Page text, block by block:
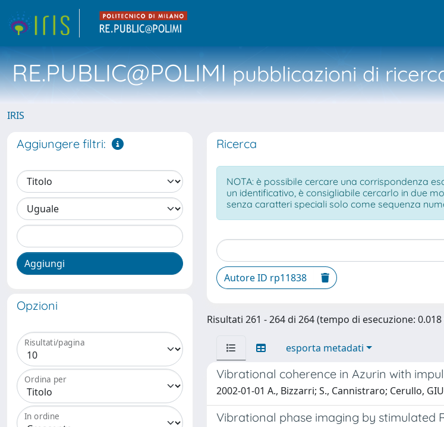
RE.PUBLIC@POLIMIpubblicazioni di
IRIS
Ricerca
NOTA: è possibile cercare una corrispondenza
un identificativo, è consigliabile cercarlo in due
senza caratteri speciali solo come sequenza
Autore ID rp11838
Risultati 261 - 264 di 264 (tempo di esecuzione:
esporta metadati
Vibrational coherence in Azurin with
2002-01-01 A., Bizzarri; S., Cannistraro; Cerullo,
Vibrational phase imaging by
Aggiungere filtri:
Aggiungi
Opzioni
Risultati/pagina
Ordina per
In ordine